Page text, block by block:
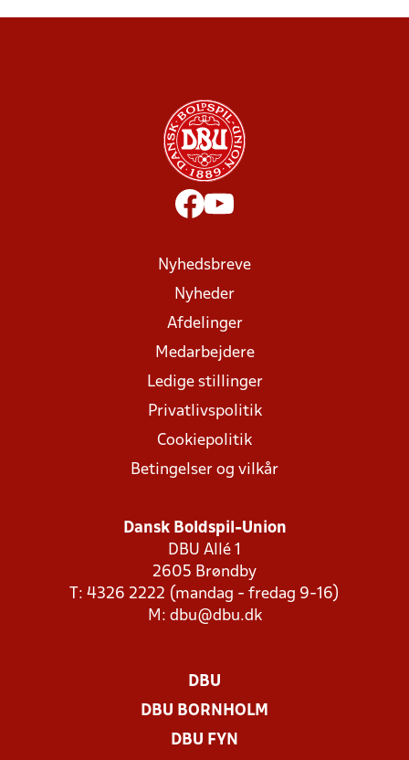
Nyhedsbreve
Nyheder
Afdelinger
Medarbejdere
Ledige stillinger
Privatlivspolitik
Cookiepolitik
Betingelser og vilkår
Dansk Boldspil-Union
DBU Allé 1
2605 Brøndby
T: 4326 2222 (mandag - fredag 9-16)
M: dbu@dbu.dk
DBU
DBU BORNHOLM
DBU FYN